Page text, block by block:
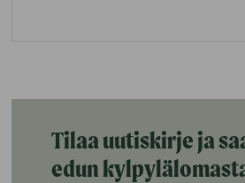
Tilaa uutiskirje ja
edun